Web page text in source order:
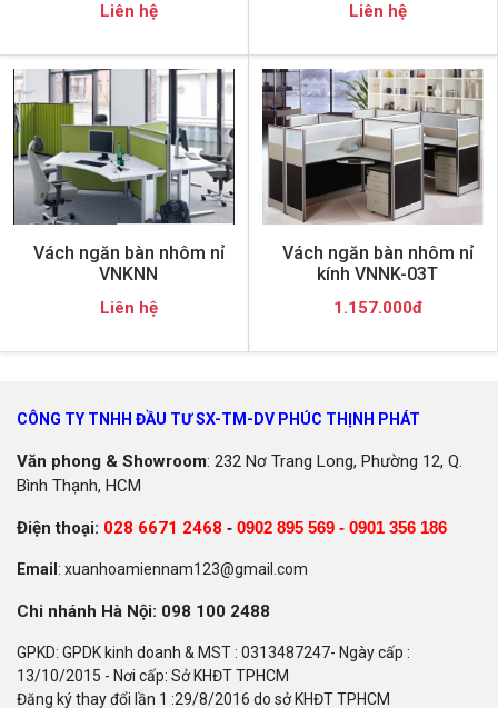
Liên hệ Liên hệ
Vách ngăn bàn nhôm nỉ
VNKNN
Liên hệ
Vách ngăn bàn nhôm nỉ
kính VNNK-03T
1.157.000đ
CÔNG TY TNHH ĐẦU TƯ SX-TM-DV PHÚC THỊNH PHÁT
Văn phong & Showroom: 232 Nơ Trang Long, Phường 12, Q.
Bình Thạnh, HCM
Điện thoại: 028 6671 2468 - 0902 895 569 - 0901 356 186
Email : xuanhoamiennam123@gmail.com
Chi nhánh Hà Nội: 098 100 2488
GPKD: GPDK kinh doanh & MST : 0313487247- Ngày cấp :
13/10/2015 - Nơi cấp: Sở KHĐT TPHCM
Đăng ký thay đổi lần 1 :29/8/2016 do sở KHĐT TPHCM